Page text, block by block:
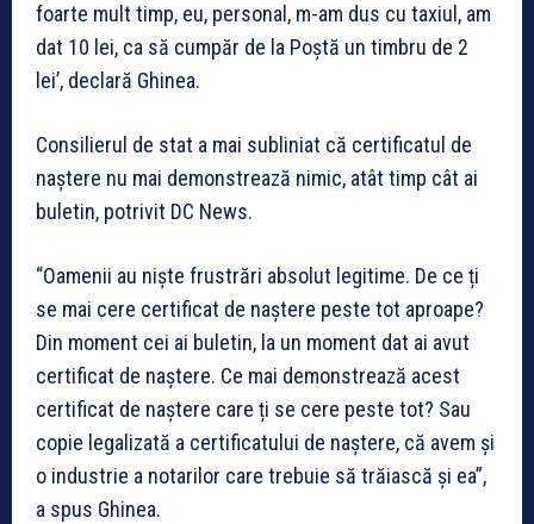
foarte mult timp, eu, personal, m-am dus cu taxiul, am
dat 10 lei, ca să cumpăr de la Poștă un timbru de 2
lei’, declară Ghinea.
Consilierul de stat a mai subliniat că certificatul de
naștere nu mai demonstrează nimic, atât timp cât ai
buletin, potrivit DC News.
“Oamenii au niște frustrări absolut legitime. De ce ți
se mai cere certificat de naștere peste tot aproape?
Din moment cei ai buletin, la un moment dat ai avut
certificat de naștere. Ce mai demonstrează acest
certificat de naștere care ți se cere peste tot? Sau
copie legalizată a certificatului de naștere, că avem și
o industrie a notarilor care trebuie să trăiască și ea”,
a spus Ghinea.